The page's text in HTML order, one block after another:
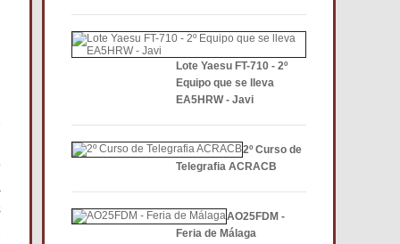
Lote Yaesu FT-710 - 2º
Equipo que se lleva
EA5HRW - Javi
2º Curso de
Telegrafia ACRACB
AO25FDM -
Feria de Málaga